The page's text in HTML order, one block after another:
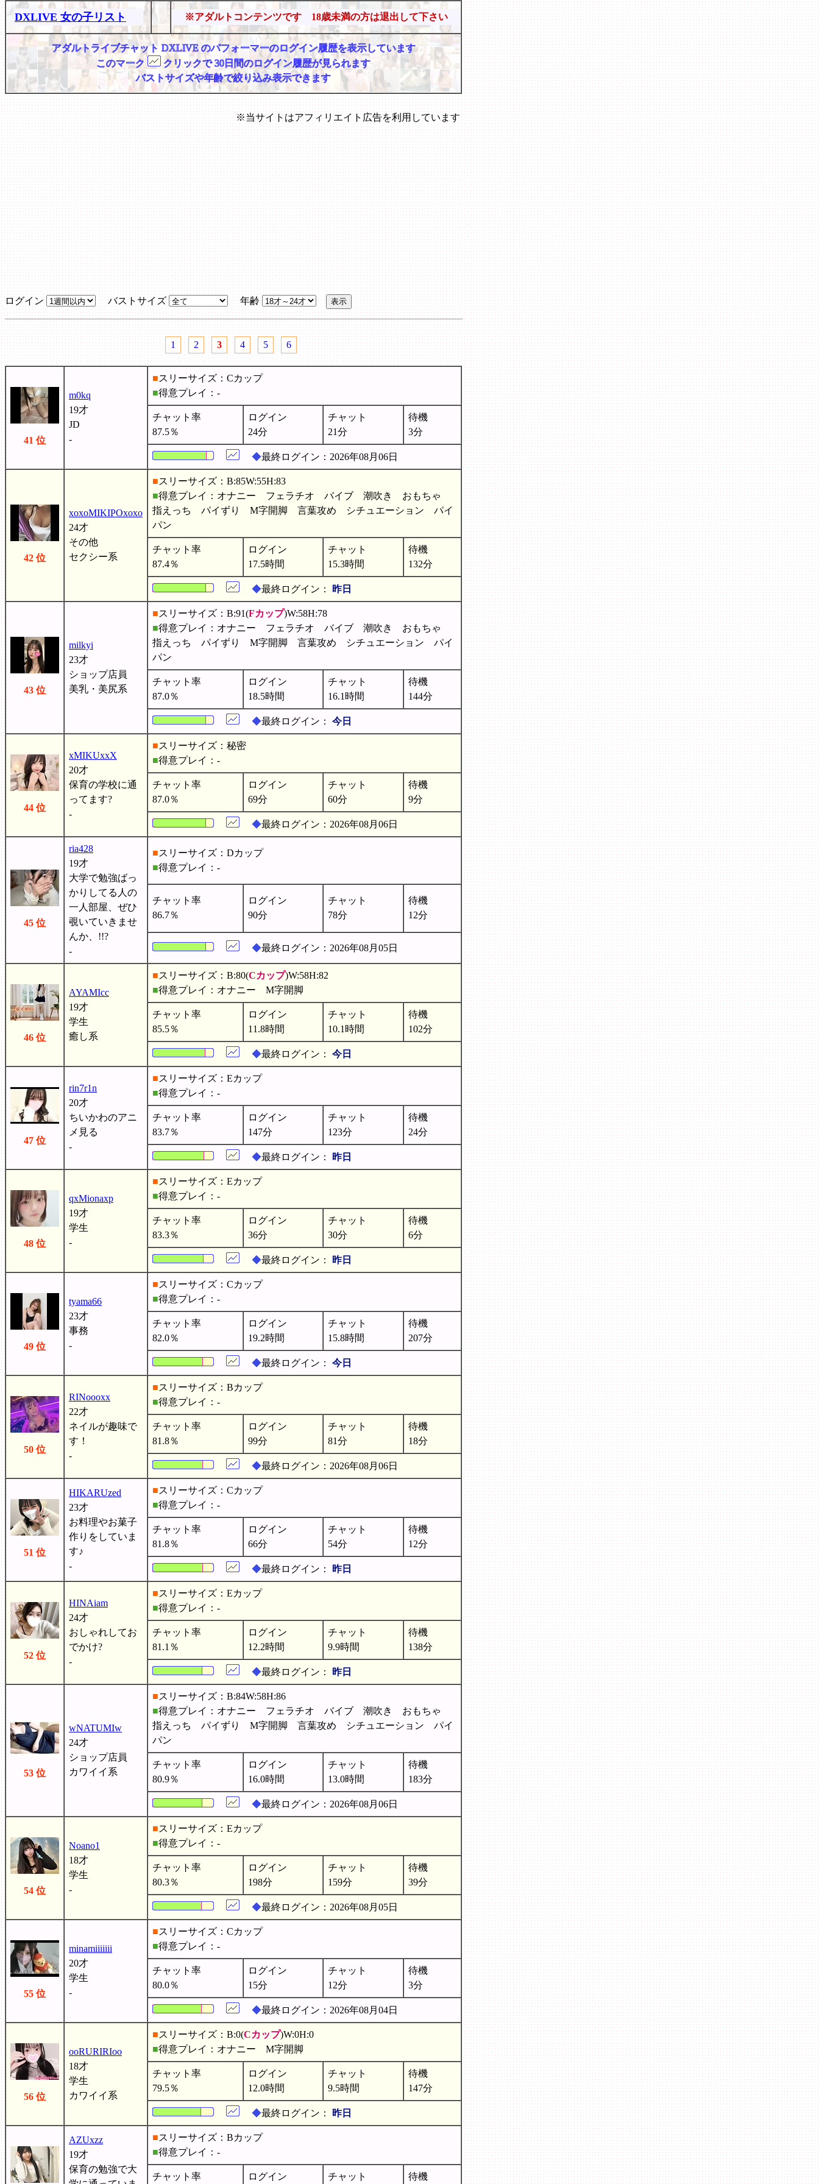
DXLIVE 女の子リスト ※アダルトコンテンツです 18歳未満の方は退出して下さい
アダルトライブチャット DXLIVE のパフォーマーのログイン履歴を表示しています
このマーク
クリックで 30日間のログイン履歴が見られます
バストサイズや年齢で絞り込み表示できます
※当サイトはアフィリエイト広告を利用しています
ログイン バストサイズ 年齢
1 2 3 4 5 6
41 位
m0kq
19才
JD
-
■スリーサイズ：Cカップ
■得意プレイ：-
チャット率
87.5％
ログイン
24分
チャット
21分
待機
3分
◆最終ログイン：2026年08月06日
42 位
xoxoMIKIPOxoxo
24才
その他
セクシー系
■スリーサイズ：B:85W:55H:83
■得意プレイ：オナニー フェラチオ バイブ 潮吹き おもちゃ
指えっち パイずり M字開脚 言葉攻め シチュエーション パイ
パン
チャット率
87.4％
ログイン
17.5時間
チャット
15.3時間
待機
132分
◆最終ログイン： 昨日
43 位
milkyi
23才
ショップ店員
美乳・美尻系
■スリーサイズ：B:91(Fカップ)W:58H:78
■得意プレイ：オナニー フェラチオ バイブ 潮吹き おもちゃ
指えっち パイずり M字開脚 言葉攻め シチュエーション パイ
パン
チャット率
87.0％
ログイン
18.5時間
チャット
16.1時間
待機
144分
◆最終ログイン： 今日
44 位
xMIKUxxX
20才
保育の学校に通
ってます?
-
■スリーサイズ：秘密
■得意プレイ：-
チャット率
87.0％
ログイン
69分
チャット
60分
待機
9分
◆最終ログイン：2026年08月06日
45 位
ria428
19才
大学で勉強ばっ
かりしてる人の
一人部屋、ぜひ
覗いていきませ
んか、!!?
-
■スリーサイズ：Dカップ
■得意プレイ：-
チャット率
86.7％
ログイン
90分
チャット
78分
待機
12分
◆最終ログイン：2026年08月05日
46 位
AYAMIcc
19才
学生
癒し系
■スリーサイズ：B:80(Cカップ)W:58H:82
■得意プレイ：オナニー M字開脚
チャット率
85.5％
ログイン
11.8時間
チャット
10.1時間
待機
102分
◆最終ログイン： 今日
47 位
rin7r1n
20才
ちいかわのアニ
メ見る
-
■スリーサイズ：Eカップ
■得意プレイ：-
チャット率
83.7％
ログイン
147分
チャット
123分
待機
24分
◆最終ログイン： 昨日
48 位
qxMionaxp
19才
学生
-
■スリーサイズ：Eカップ
■得意プレイ：-
チャット率
83.3％
ログイン
36分
チャット
30分
待機
6分
◆最終ログイン： 昨日
49 位
tyama66
23才
事務
-
■スリーサイズ：Cカップ
■得意プレイ：-
チャット率
82.0％
ログイン
19.2時間
チャット
15.8時間
待機
207分
◆最終ログイン： 今日
50 位
RINoooxx
22才
ネイルが趣味で
す！
-
■スリーサイズ：Bカップ
■得意プレイ：-
チャット率
81.8％
ログイン
99分
チャット
81分
待機
18分
◆最終ログイン：2026年08月06日
51 位
HIKARUzed
23才
お料理やお菓子
作りをしていま
す♪
-
■スリーサイズ：Cカップ
■得意プレイ：-
チャット率
81.8％
ログイン
66分
チャット
54分
待機
12分
◆最終ログイン： 昨日
52 位
HINAiam
24才
おしゃれしてお
でかけ?
-
■スリーサイズ：Eカップ
■得意プレイ：-
チャット率
81.1％
ログイン
12.2時間
チャット
9.9時間
待機
138分
◆最終ログイン： 昨日
53 位
wNATUMIw
24才
ショップ店員
カワイイ系
■スリーサイズ：B:84W:58H:86
■得意プレイ：オナニー フェラチオ バイブ 潮吹き おもちゃ
指えっち パイずり M字開脚 言葉攻め シチュエーション パイ
パン
チャット率
80.9％
ログイン
16.0時間
チャット
13.0時間
待機
183分
◆最終ログイン：2026年08月06日
54 位
Noano1
18才
学生
-
■スリーサイズ：Eカップ
■得意プレイ：-
チャット率
80.3％
ログイン
198分
チャット
159分
待機
39分
◆最終ログイン：2026年08月05日
55 位
minamiiiiiii
20才
学生
-
■スリーサイズ：Cカップ
■得意プレイ：-
チャット率
80.0％
ログイン
15分
チャット
12分
待機
3分
◆最終ログイン：2026年08月04日
56 位
ooRURIRIoo
18才
学生
カワイイ系
■スリーサイズ：B:0(Cカップ)W:0H:0
■得意プレイ：オナニー M字開脚
チャット率
79.5％
ログイン
12.0時間
チャット
9.5時間
待機
147分
◆最終ログイン： 昨日
AZUxzz
19才
保育の勉強で大
■スリーサイズ：Bカップ
■得意プレイ：-
チャット率 ログイン チャット 待機